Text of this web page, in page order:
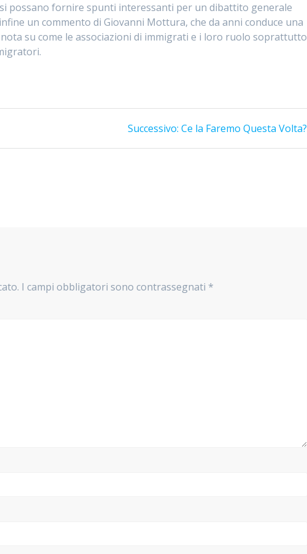
possano fornire spunti interessanti per un dibattito generale
un commento di Giovanni Mottura, che da anni conduce una
su come le associazioni di immigrati e i loro ruolo soprattutto
Successivo: Articolo
Ce la Faremo Questa Volta?
I campi obbligatori sono contrassegnati *